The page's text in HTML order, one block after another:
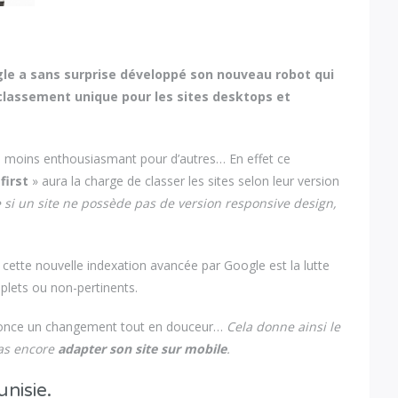
a sans surprise développé son nouveau robot qui
unique pour les sites desktops et
enthousiasmant pour d’autres… En effet ce
first » aura la charge de classer les sites selon leur version
un site ne possède pas de version responsive design,
nouvelle indexation avancée par Google est la lutte
ou non-pertinents.
un changement tout en douceur… Cela donne ainsi le
encore adapter son site sur mobile.